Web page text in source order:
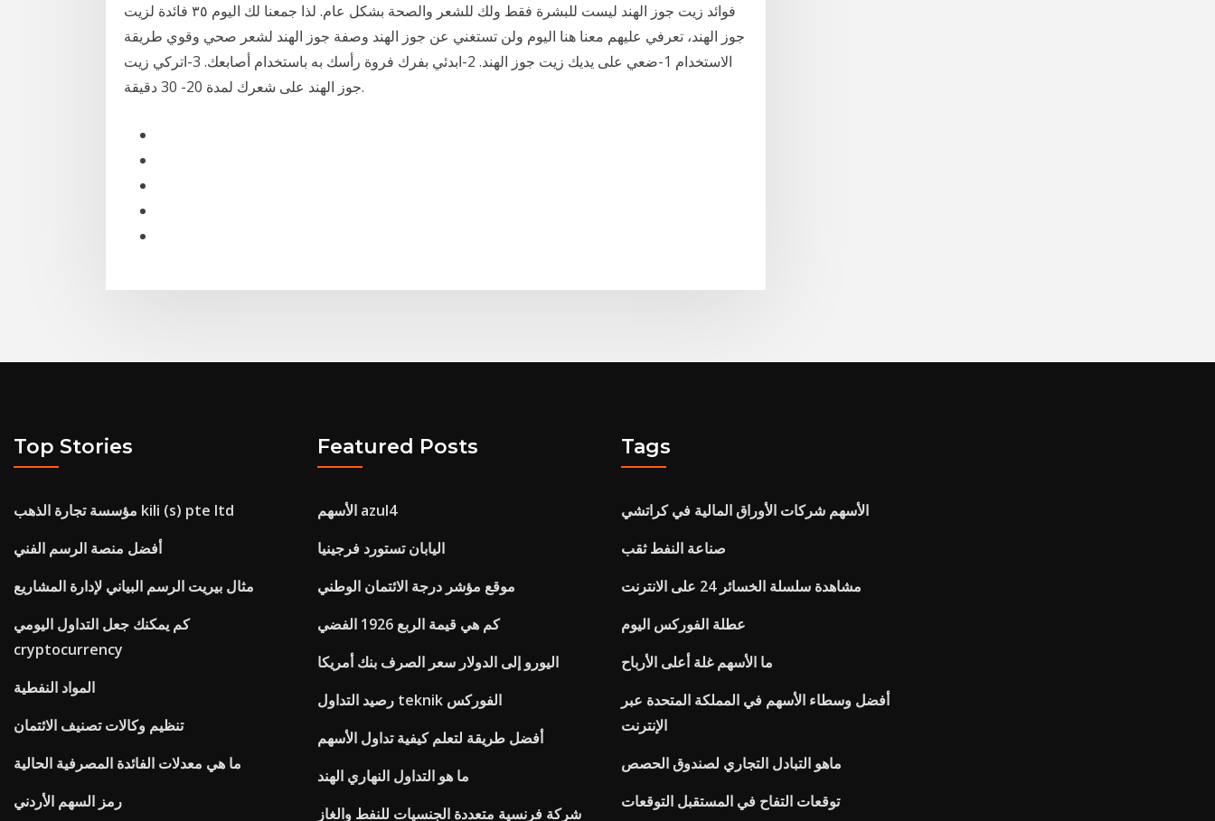
فوائد زيت جوز الهند ليست للبشرة فقط ولك للشعر والصحة بشكل عام. لذا جمعنا لك اليوم ٣٥ فائدة لزيت
جوز الهند، تعرفي عليهم معنا هنا اليوم ولن تستغني عن جوز الهند وصفة جوز الهند لشعر صحي وقوي طريقة
الاستخدام 1-ضعي على يديك زيت جوز الهند. 2-ابدئي بفرك فروة رأسك به باستخدام أصابعك. 3-اتركي زيت
جوز الهند على شعرك لمدة 20- 30 دقيقة.
Top Stories
مؤسسة تجارة الذهب kili (s) pte ltd
أفضل منصة الرسم الفني
مثال بيريت الرسم البياني لإدارة المشاريع
كم يمكنك جعل التداول اليومي
cryptocurrency
المواد النفطية
تنظيم وكالات تصنيف الائتمان
ما هي معدلات الفائدة المصرفية الحالية
رمز السهم الأردني
Featured Posts
الأسهم azul4
اليابان تستورد فرجينيا
موقع مؤشر درجة الائتمان الوطني
كم هي قيمة الربع 1926 الفضي
اليورو إلى الدولار سعر الصرف بنك أمريكا
رصيد التداول teknik الفوركس
أفضل طريقة لتعلم كيفية تداول الأسهم
ما هو التداول النهاري الهند
شركة فرنسية متعددة الجنسيات للنفط والغاز
Tags
الأسهم شركات الأوراق المالية في كراتشي
صناعة النفط ثقب
مشاهدة سلسلة الخسائر 24 على الانترنت
عطلة الفوركس اليوم
ما الأسهم غلة أعلى الأرباح
أفضل وسطاء الأسهم في المملكة المتحدة عبر
الإنترنت
ماهو التبادل التجاري لصندوق الحصص
توقعات التفاح في المستقبل التوقعات